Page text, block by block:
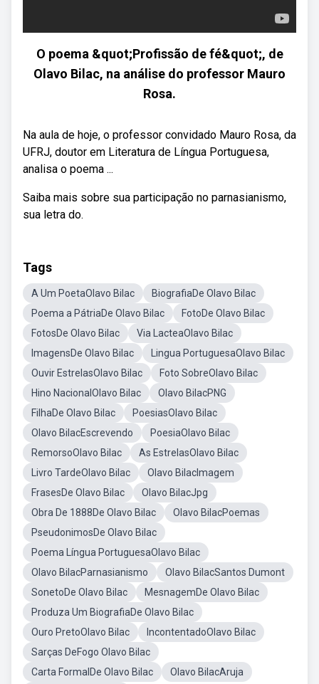
O poema &quot;Profissão de fé&quot;, de
Olavo Bilac, na análise do professor Mauro
Rosa.
Na aula de hoje, o professor convidado Mauro Rosa, da
UFRJ, doutor em Literatura de Língua Portuguesa,
analisa o poema ...
Saiba mais sobre sua participação no parnasianismo,
sua letra do.
Tags
A Um PoetaOlavo Bilac
BiografiaDe Olavo Bilac
Poema a PátriaDe Olavo Bilac
FotoDe Olavo Bilac
FotosDe Olavo Bilac
Via LacteaOlavo Bilac
ImagensDe Olavo Bilac
Lingua PortuguesaOlavo Bilac
Ouvir EstrelasOlavo Bilac
Foto SobreOlavo Bilac
Hino NacionalOlavo Bilac
Olavo BilacPNG
FilhaDe Olavo Bilac
PoesiasOlavo Bilac
Olavo BilacEscrevendo
PoesiaOlavo Bilac
RemorsoOlavo Bilac
As EstrelasOlavo Bilac
Livro TardeOlavo Bilac
Olavo BilacImagem
FrasesDe Olavo Bilac
Olavo BilacJpg
Obra De 1888De Olavo Bilac
Olavo BilacPoemas
PseudonimosDe Olavo Bilac
Poema Língua PortuguesaOlavo Bilac
Olavo BilacParnasianismo
Olavo BilacSantos Dumont
SonetoDe Olavo Bilac
MesnagemDe Olavo Bilac
Produza Um BiografiaDe Olavo Bilac
Ouro PretoOlavo Bilac
IncontentadoOlavo Bilac
Sarças DeFogo Olavo Bilac
Carta FormalDe Olavo Bilac
Olavo BilacAruja